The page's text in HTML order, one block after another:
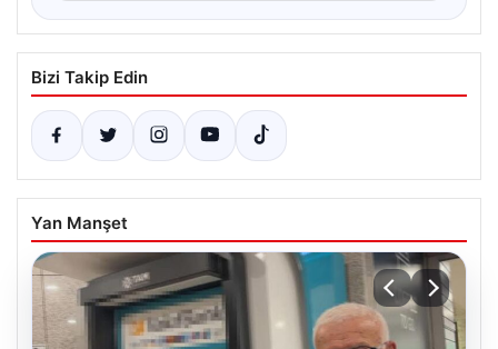
Bizi Takip Edin
Yan Manşet